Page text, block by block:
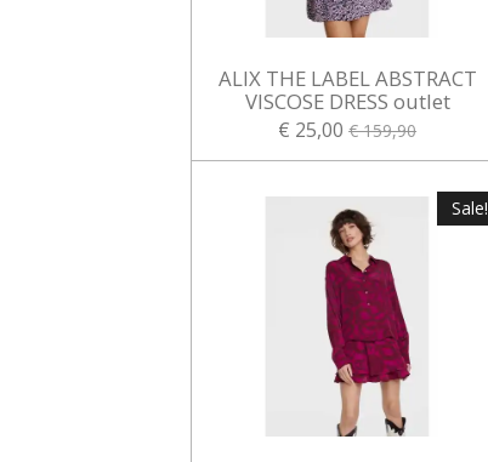
ALIX THE LABEL ABSTRACT
VISCOSE DRESS outlet
€ 25,00 € 159,90
Sale!